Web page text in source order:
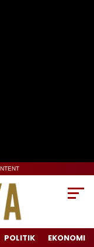
POLITIK EKONOMI